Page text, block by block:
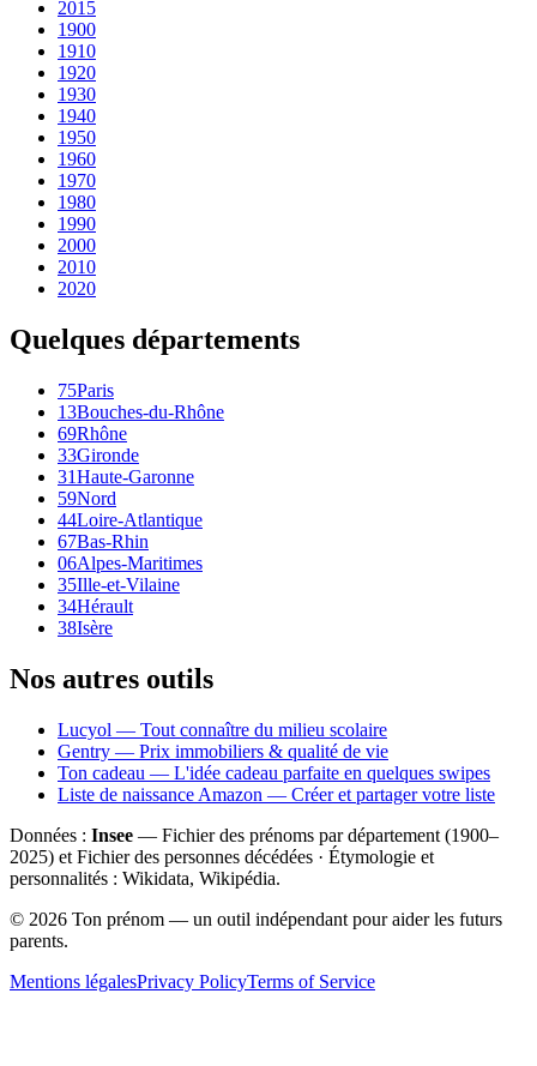
2015
1900
1910
1920
1930
1940
1950
1960
1970
1980
1990
2000
2010
2020
Quelques départements
75Paris
13Bouches-du-Rhône
69Rhône
33Gironde
31Haute-Garonne
59Nord
44Loire-Atlantique
67Bas-Rhin
06Alpes-Maritimes
35Ille-et-Vilaine
34Hérault
38Isère
Nos autres outils
Lucyol — Tout connaître du milieu scolaire
Gentry — Prix immobiliers & qualité de vie
Ton cadeau — L'idée cadeau parfaite en quelques swipes
Liste de naissance Amazon — Créer et partager votre liste
Données : Insee — Fichier des prénoms par département (1900–
2025) et Fichier des personnes décédées · Étymologie et
personnalités : Wikidata, Wikipédia.
© 2026 Ton prénom — un outil indépendant pour aider les futurs
parents.
Mentions légalesPrivacy PolicyTerms of Service